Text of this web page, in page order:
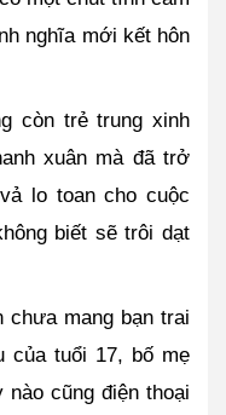
nghĩa mới kết hôn
còn trẻ trung xinh
xuân mà đã trở
lo toan cho cuộc
biết sẽ trôi dạt
chưa mang bạn trai
của tuổi 17, bố mẹ
cũng điện thoại